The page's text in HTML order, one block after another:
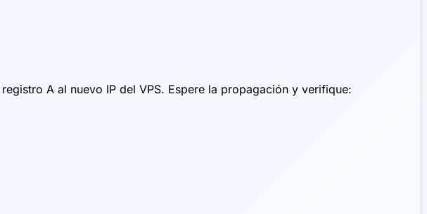
A al nuevo IP del VPS. Espere la propagación y verifique: